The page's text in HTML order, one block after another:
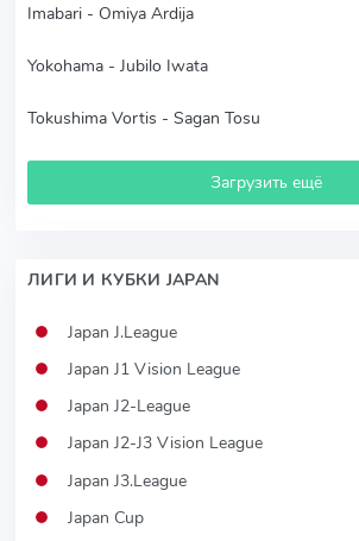
Imabari - Omiya Ardija
Yokohama - Jubilo Iwata
Tokushima Vortis - Sagan Tosu
Загрузить ещё
ЛИГИ И КУБКИ JAPAN
Japan J.League
Japan J1 Vision League
Japan J2-League
Japan J2-J3 Vision League
Japan J3.League
Japan Cup